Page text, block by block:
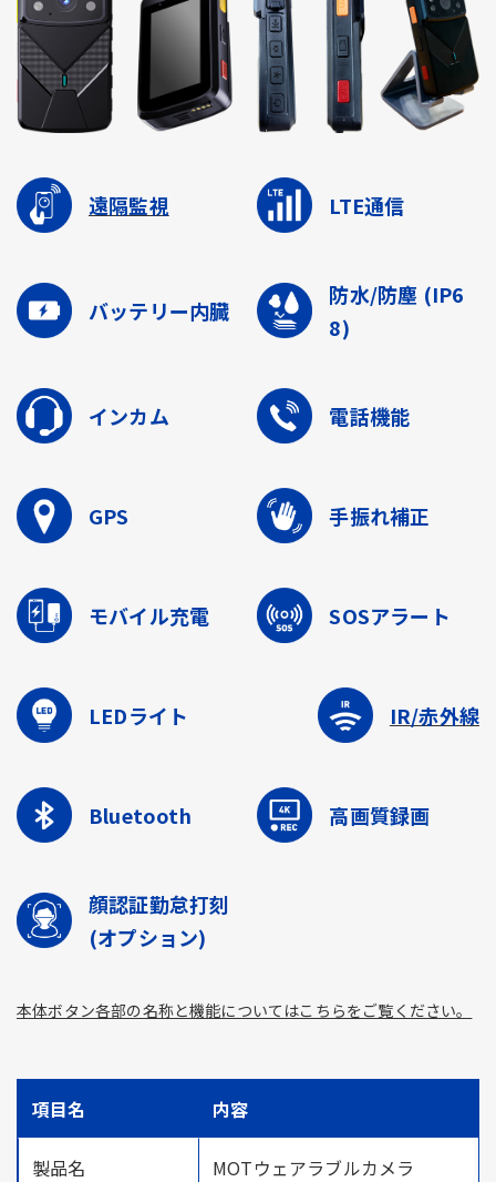
遠隔監視 LTE通信
バッテリー内臓
防水/防塵 (IP6
8)
インカム 電話機能
GPS 手振れ補正
モバイル充電 SOSアラート
LEDライト IR/赤外線
Bluetooth 高画質録画
顔認証勤怠打刻
(オプション)
本体ボタン各部の名称と機能についてはこちらをご覧ください。
項目名 内容
製品名 MOTウェアラブルカメラ